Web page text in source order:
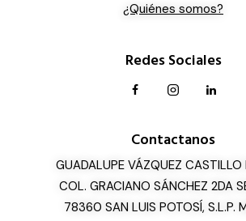
¿Quiénes somos?
Redes Sociales
Contactanos
GUADALUPE VÁZQUEZ CASTILLO
COL. GRACIANO SÁNCHEZ 2DA
78360 SAN LUIS POTOSÍ, S.L.P.